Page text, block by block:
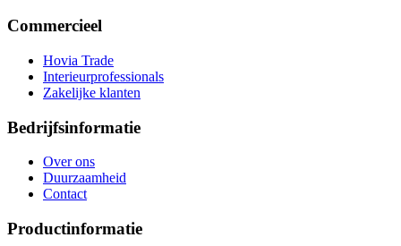
Commercieel
Hovia Trade
Interieurprofessionals
Zakelijke klanten
Bedrijfsinformatie
Over ons
Duurzaamheid
Contact
Productinformatie